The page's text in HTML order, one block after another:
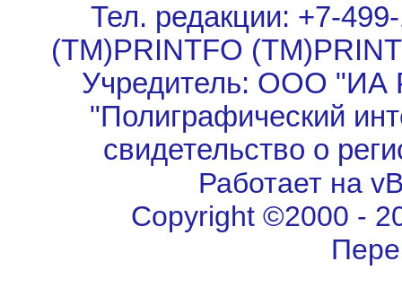
Тел. редакции: +7-
(TM)PRINTFO
Учредитель: ООО "ИА
"Полиграфический
свидетельство о
Работает на
Copyright ©2000 -